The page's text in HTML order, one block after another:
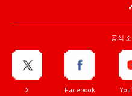
공식
X Facebook